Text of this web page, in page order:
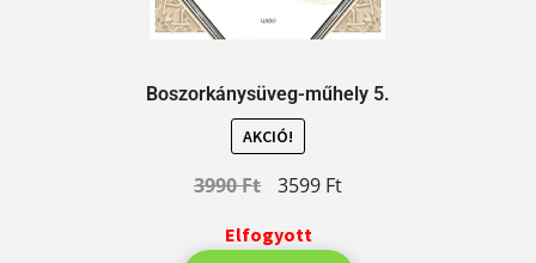
Boszorkánysüveg-műhely 5.
AKCIÓ!
3990Ft 3599 Ft
Elfogyott